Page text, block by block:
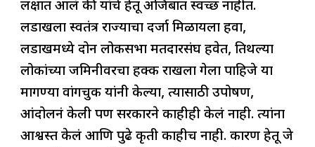
लक्षात आलं की यांचे हेतू अजिबात स्वच्छ नाहीत.
लडाखला स्वतंत्र राज्याचा दर्जा मिळायला हवा,
लडाखमध्ये दोन लोकसभा मतदारसंघ हवेत, तिथल्या
लोकांच्या जमिनीवरचा हक्क राखला गेला पाहिजे या
मागण्या वांगचुक यांनी केल्या, त्यासाठी उपोषण,
आंदोलनं केली पण सरकारने काहीही केलं नाही. त्यांना
आश्वस्त केलं आणि पुढे कृती काहीच नाही. कारण हेतू जे